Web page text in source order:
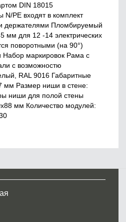
DIN 18015
PE входят в комплект
держателями Пломбируемый
мм для 12 -14 электрических
поворотными (на 90°)
маркировок Рама с
с возможностю
RAL 9016 Габаритные
мм Размер ниши в стене:
ниши для полой стены
мм Количество модулей: